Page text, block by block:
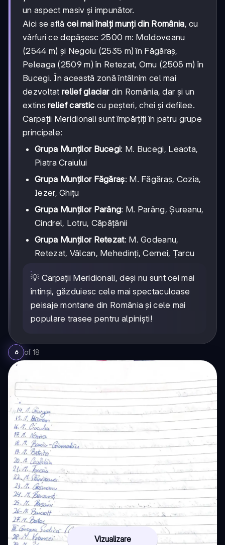
un aspect masiv și impunător.
Aici se află cei mai înalți munți din România, cu
vârfuri ce depășesc 2500 m: Moldoveanu
(2544 m) și Negoiu (2535 m) în Făgăraș,
Peleaga (2509 m) în Retezat, Omu (2505 m) în
Bucegi. În această zonă întâlnim cel mai
dezvoltatrelief glaciardin România, dar și un
extinsrelief carstic cu peșteri, chei și defilee.
Carpații Meridionali sunt împărțiți în patru grupe
principale:
Grupa Munților Bucegi: M. Bucegi, Leaota,
Piatra Craiului
Grupa Munților Făgăraș: M. Făgăraș, Cozia,
Iezer, Ghițu
Grupa Munților Parâng: M. Parâng, Șureanu,
Cindrel, Lotru, Căpățânii
Grupa Munților Retezat: M. Godeanu,
Retezat, Vâlcan, Mehedinți, Cernei, Țarcu
💡 Carpații Meridionali, deși nu sunt cei mai
întinși, găzduiesc cele mai spectaculoase
peisaje montane din România și cele mai
populare trasee pentru alpiniști!
6 of 18
Vizualizare